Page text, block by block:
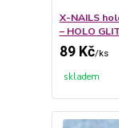
X-NAILS
– HOLO
89 Kč/ks
skladem